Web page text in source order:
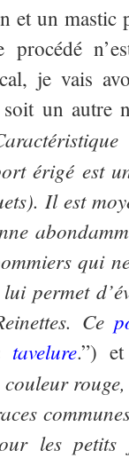
et un mastic
je vais
un autre
érigé est
Il est
qui
permet
Ce
tavelure.”)
les petits